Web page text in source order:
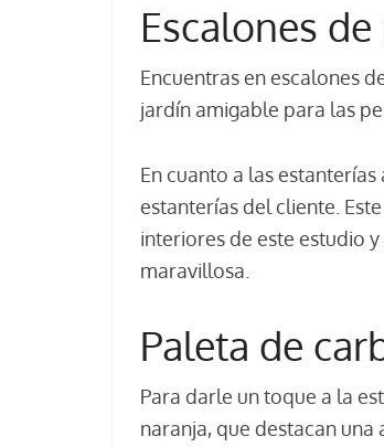
Escalones
Encuentras en escalones
jardín amigable para las
En cuanto a las
estanterías del cliente.
interiores de este estudio
maravillosa.
Paleta de
Para darle un toque a la
naranja, que destacan